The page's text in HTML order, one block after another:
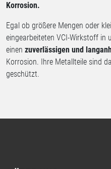
Korrosion.
Egal ob größere Mengen oder
eingearbeiteten VCI-Wirkstoff in
einen zuverlässigen und
Korrosion. Ihre Metallteile sind
geschützt.